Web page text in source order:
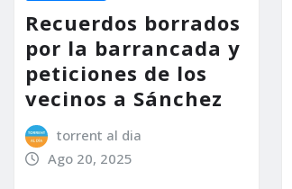
Recuerdos borrados
por la barrancada y
peticiones de los
vecinos a Sánchez
torrent al dia
Ago 20, 2025